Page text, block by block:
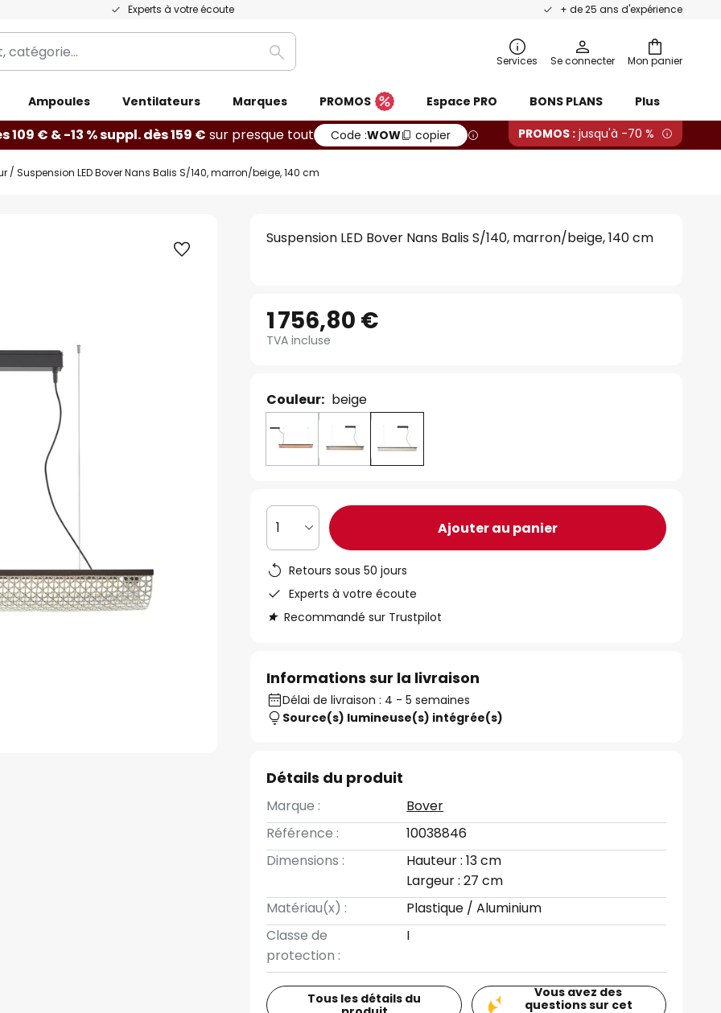
Experts à votre écoute + de 25 ans d'expérience
Mon panier
Rechercher Services Se connecter
Ampoules Ventilateurs Marques PROMOS Espace PRO BONS PLANS Plus
109 € & -13 % suppl. dès 159 € sur presque tout Code :WOW copier PROMOS : jusqu'à -70 %
Suspension LED Bover Nans Balis S/140, marron/beige, 140 cm
Suspension LED Bover Nans Balis S/140, marron/beige, 140 cm
1 756,80 €
TVA incluse
Couleur: beige
1 Ajouter au panier
Retours sous 50 jours
Experts à votre écoute
Recommandé sur Trustpilot
Informations sur la livraison
Délai de livraison : 4 - 5 semaines
Source(s) lumineuse(s) intégrée(s)
Détails du produit
Marque :
Bover
Référence :
10038846
Dimensions :
Hauteur : 13 cm
Largeur : 27 cm
Matériau(x) :
Plastique / Aluminium
Classe de
protection :
I
Tous les détails du
Vous avez des
questions sur cet